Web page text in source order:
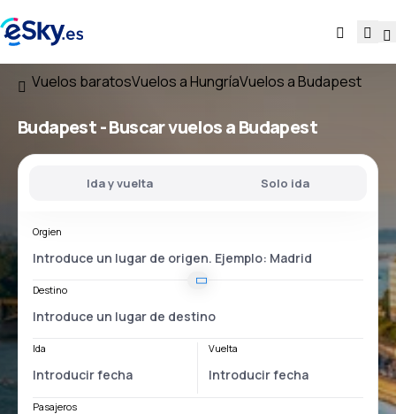
Vuelos baratosVuelos a HungríaVuelos a Budapest
Budapest - Buscar vuelos a Budapest
Ida y vuelta Solo ida
Orgien
Destino
Ida Vuelta
Pasajeros